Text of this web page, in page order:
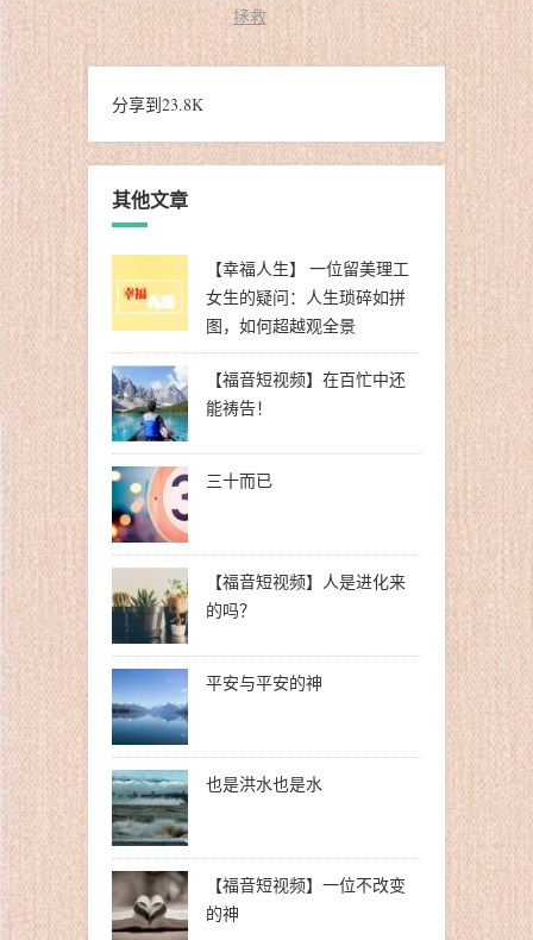
拯救
分享到23.8K
其他文章
【幸福人生】 一位留美理工
女生的疑问：人生琐碎如拼
图，如何超越观全景
【福音短视频】在百忙中还
能祷告！
三十而已
【福音短视频】人是进化来
的吗？
平安与平安的神
也是洪水也是水
【福音短视频】一位不改变
的神